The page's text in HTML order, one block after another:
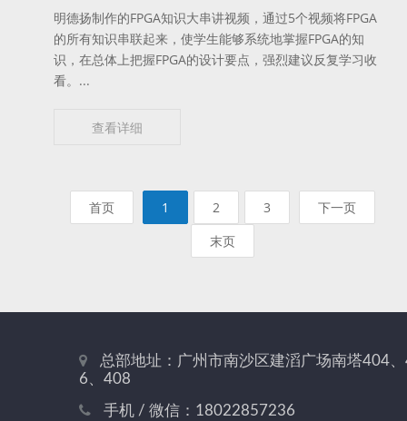
明德扬制作的FPGA知识大串讲视频，通过5个视频将FPGA
的所有知识串联起来，使学生能够系统地掌握FPGA的知
识，在总体上把握FPGA的设计要点，强烈建议反复学习收
看。...
查看详细
首页 1 2 3
下一页
末页
总部地址：广州市南沙区建滔广场南塔404
6、408
手机 / 微信：18022857236